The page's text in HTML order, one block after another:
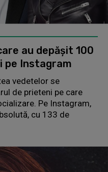
au depășit 100
pe Instagram
vedetelor se
de prieteni pe care
Pe Instagram,
cu 133 de